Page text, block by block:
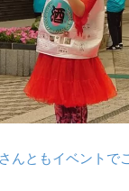
んともイベントで